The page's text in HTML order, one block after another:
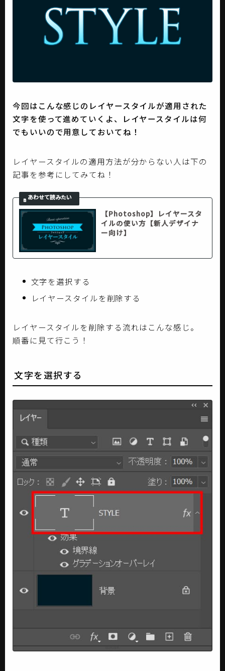
今回はこんな感じのレイヤースタイルが適用された
文字を使って進めていくよ、レイヤースタイルは何
でもいいので用意しておいてね！
レイヤースタイルの適用方法が分からない人は下の
記事を参考にしてみてね！
【Photoshop】レイヤースタ
イルの使い方【新人デザイナ
ー向け】
文字を選択する
レイヤースタイルを削除する
レイヤースタイルを削除する流れはこんな感じ。
順番に見て行こう！
文字を選択する